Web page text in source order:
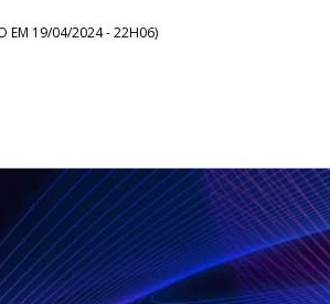
EM 19/04/2024 - 22H06)